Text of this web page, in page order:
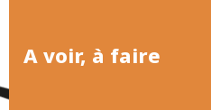
A voir, à faire